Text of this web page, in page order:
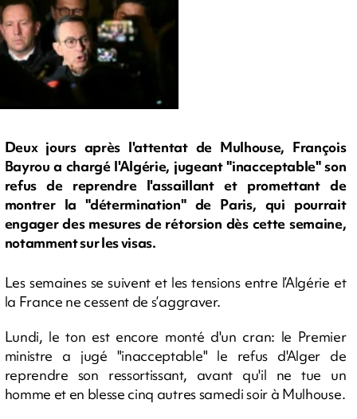
Deux jours après l'attentat de Mulhouse, François
Bayrou a chargé l'Algérie, jugeant "inacceptable" son
refus de reprendre l'assaillant et promettant de
montrer la "détermination" de Paris, qui pourrait
engager des mesures de rétorsion dès cette semaine,
notamment sur les visas.
Les semaines se suivent et les tensions entre l’Algérie et
la France ne cessent de s’aggraver.
Lundi, le ton est encore monté d'un cran: le Premier
ministre a jugé "inacceptable" le refus d'Alger de
reprendre son ressortissant, avant qu'il ne tue un
homme et en blesse cinq autres samedi soir à Mulhouse.